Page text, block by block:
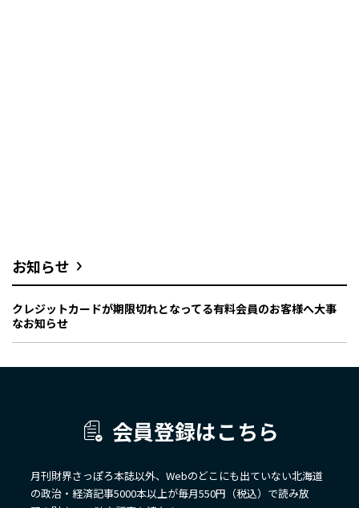
お知らせ
クレジットカードが期限切れとなってる有料会員のお客様へ大事
なお知らせ
会員登録はこちら
月刊財界さっぽろ本誌以外、Webのどこにも出ていない北海道
の政治・経済記事5000本以上が毎月550円（税込）で読み放